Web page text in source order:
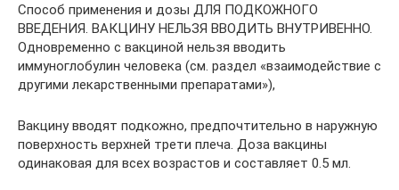
Способ применения и дозы ДЛЯ ПОДКОЖНОГО
ВВЕДЕНИЯ. ВАКЦИНУ НЕЛЬЗЯ ВВОДИТЬ ВНУТРИВЕННО.
Одновременно с вакциной нельзя вводить
иммуноглобулин человека (см. раздел «взаимодействие с
другими лекарственными препаратами»),
Вакцину вводят подкожно, предпочтительно в наружную
поверхность верхней трети плеча. Доза вакцины
одинаковая для всех возрастов и составляет 0.5 мл.